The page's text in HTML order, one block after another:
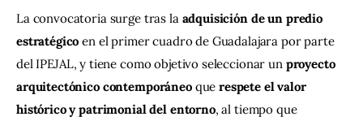
La convocatoria surge tras la adquisición de un predio
estratégico en el primer cuadro de Guadalajara por parte
del IPEJAL, y tiene como objetivo seleccionar un proyecto
arquitectónico contemporáneo que respete el valor
histórico y patrimonial del entorno, al tiempo que